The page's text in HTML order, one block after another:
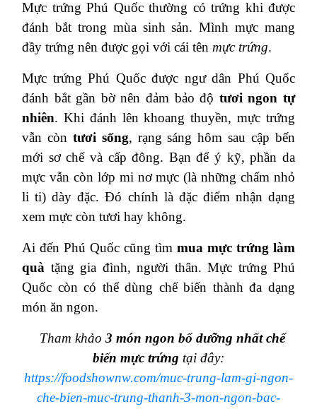
Mực trứng Phú Quốc thường có trứng khi được
đánh bắt trong mùa sinh sản. Mình mực mang
đầy trứng nên được gọi với cái tên mực trứng.
Mực trứng Phú Quốc được ngư dân Phú Quốc
đánh bắt gần bờ nên đảm bảo độ tươi ngon tự
nhiên. Khi đánh lên khoang thuyền, mực trứng
vẫn còn tươi sống, rạng sáng hôm sau cập bến
mới sơ chế và cấp đông. Bạn để ý kỹ, phần da
mực vẫn còn lớp mi nơ mực (là những chấm nhỏ
li ti) dày đặc. Đó chính là đặc điểm nhận dạng
xem mực còn tươi hay không.
Ai đến Phú Quốc cũng tìm mua mực trứng làm
quà tặng gia đình, người thân. Mực trứng Phú
Quốc còn có thể dùng chế biến thành đa dạng
món ăn ngon.
Tham khảo 3 món ngon bổ dưỡng nhất chế
biến mực trứng tại đây:
https://foodshownw.com/muc-trung-lam-gi-ngon-
che-bien-muc-trung-thanh-3-mon-ngon-bac-